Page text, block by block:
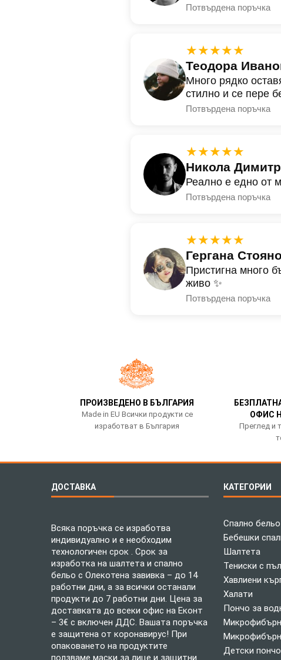
Потвърдена поръчка
★★★★★
Теодора
Много рядко
стилно и се пере
Потвърдена поръчка
★★★★★
Никола
Реално е едно от
Потвърдена поръчка
★★★★★
Гергана
Пристигна много
живо ✨
Потвърдена поръчка
ПРОИЗВЕДЕНО В БЪЛГАРИЯ
Made in EU Всички продукти се
изработват в България
ОФИС
Преглед и
ДОСТАВКА
Всяка поръчка се изработва
индивидуално и е необходим
технологичен срок . Срок за
изработка на шалтета и спално
бельо с Олекотена завивка – до 14
работни дни, а за всички останали
продукти до 7 работни дни. Цена за
доставката до всеки офис на Еконт
– 3€ с включен ДДС. Вашата поръчка
е защитена от коронавирус! При
опаковането на продуктите
ползваме маски за лице и защитни
КАТЕГОРИИ
Спално бельо
Бебешки
Шалтета
Тениски с
Хавлиени
Халати
Пончо за
Детски